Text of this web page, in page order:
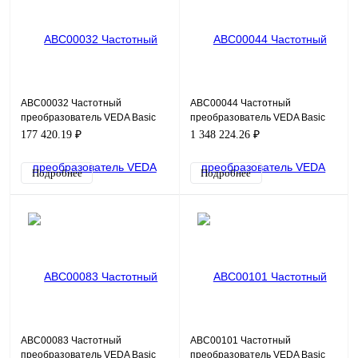
ABC00032 Частотный
преобразователь VEDA Basic
Drive VF-101-P22K-0045-A-T4-
177 420.19 ₽
Подробнее
ABC00044 Частотный
преобразователь VEDA Basic
Drive VF-101-P220-0415-A-T4-
1 348 224.26 ₽
Подробнее
ABC00083 Частотный
преобразователь VEDA Basic
ABC00101 Частотный
преобразователь VEDA Basic